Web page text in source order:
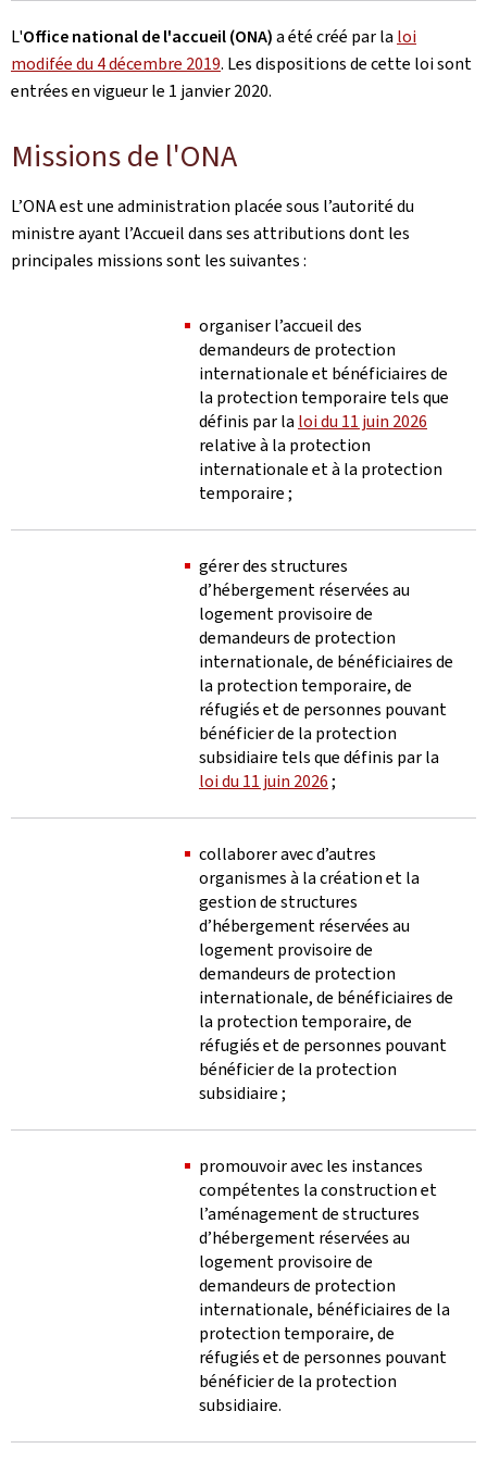
L'Office national de l'accueil (ONA)a été créé par la loi
modifée du 4 décembre 2019. Les dispositions de cette loi sont
entrées en vigueur le 1 janvier 2020.
Missions de l'ONA
L’ONA est une administration placée sous l’autorité du
ministre ayant l’Accueil dans ses attributions dont les
principales missions sont les suivantes :
organiser l’accueil des
demandeurs de protection
internationale et bénéficiaires de
la protection temporaire tels que
définis par la loi du 11 juin 2026
relative à la protection
internationale et à la protection
temporaire ;
gérer des structures
d’hébergement réservées au
logement provisoire de
demandeurs de protection
internationale, de bénéficiaires de
la protection temporaire, de
réfugiés et de personnes pouvant
bénéficier de la protection
subsidiaire tels que définis par la
loi du 11 juin 2026;
collaborer avec d’autres
organismes à la création et la
gestion de structures
d’hébergement réservées au
logement provisoire de
demandeurs de protection
internationale, de bénéficiaires de
la protection temporaire, de
réfugiés et de personnes pouvant
bénéficier de la protection
subsidiaire ;
promouvoir avec les instances
compétentes la construction et
l’aménagement de structures
d’hébergement réservées au
logement provisoire de
demandeurs de protection
internationale, bénéficiaires de la
protection temporaire, de
réfugiés et de personnes pouvant
bénéficier de la protection
subsidiaire.